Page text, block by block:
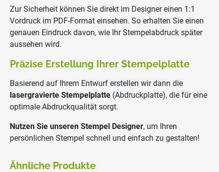
Zur Sicherheit können Sie direkt im Designer einen 1:1
Vordruck im PDF-Format einsehen. So erhalten Sie einen
genauen Eindruck davon, wie Ihr Stempelabdruck später
aussehen wird.
Präzise Erstellung Ihrer Stempelplatte
Basierend auf Ihrem Entwurf erstellen wir dann die
lasergravierte Stempelplatte (Abdruckplatte), die für eine
optimale Abdruckqualität sorgt.
Nutzen Sie unseren Stempel Designer, um Ihren
persönlichen Stempel schnell und einfach zu gestalten!
Ähnliche Produkte